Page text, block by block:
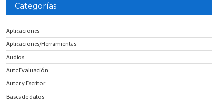
Categorías
Aplicaciones
Aplicaciones/Herramientas
Audios
AutoEvaluación
Autor y Escritor
Bases de datos